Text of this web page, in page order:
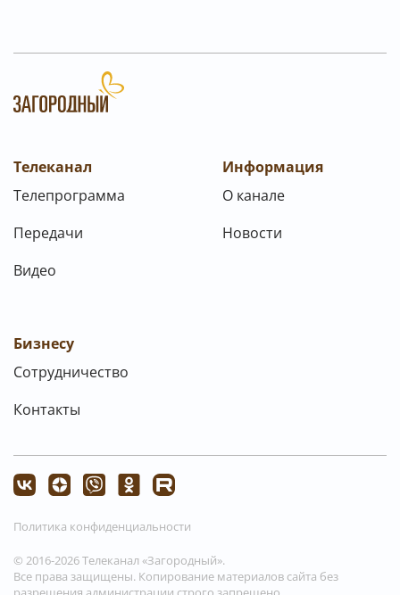
Телеканал
Телепрограмма
Передачи
Видео
Информация
О канале
Новости
Бизнесу
Сотрудничество
Контакты
© 2016-2026 Телеканал «Загородный».
Все права защищены. Копирование материалов сайта без
Политика конфиденциальности